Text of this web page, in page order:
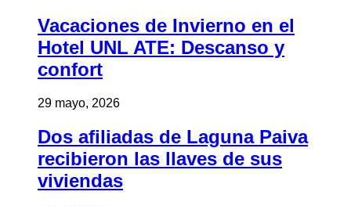
Vacaciones de Invierno en el
Hotel UNL ATE: Descanso y
confort
29 mayo, 2026
Dos afiliadas de Laguna Paiva
recibieron las llaves de sus
viviendas